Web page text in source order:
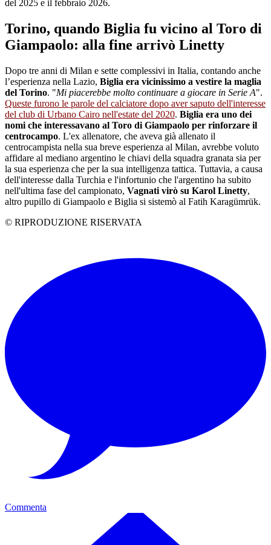
del 2025 e il febbraio 2026.
Torino, quando Biglia fu vicino al Toro di
Giampaolo: alla fine arrivò Linetty
Dopo tre anni di Milan e sette complessivi in Italia, contando anche
l’esperienza nella Lazio, Biglia era vicinissimo a vestire la maglia
del Torino. "Mi piacerebbe molto continuare a giocare in Serie A".
Queste furono le parole del calciatore dopo aver saputo dell'interesse
del club di Urbano Cairo nell'estate del 2020. Biglia era uno dei
nomi che interessavano al Toro di Giampaolo per rinforzare il
centrocampo. L'ex allenatore, che aveva già allenato il
centrocampista nella sua breve esperienza al Milan, avrebbe voluto
affidare al mediano argentino le chiavi della squadra granata sia per
la sua esperienza che per la sua intelligenza tattica. Tuttavia, a causa
dell'interesse dalla Turchia e l'infortunio che l'argentino ha subito
nell'ultima fase del campionato, Vagnati virò su Karol Linetty,
altro pupillo di Giampaolo e Biglia si sistemò al Fatih Karagümrük.
© RIPRODUZIONE RISERVATA
Commenta